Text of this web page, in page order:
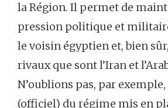
la Région. Il permet de
pression politique et
le voisin égyptien et, bien
rivaux que sont l’Iran et
N’oublions pas, par
(officiel) du régime mis en